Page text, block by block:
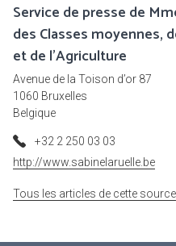
Service de presse de
des Classes moyennes,
et de l'Agriculture
Avenue de la Toison d’or 87
1060 Bruxelles
Belgique
+32 2 250 03 03
http://www.sabinelaruelle.be
Tous les articles de cette source